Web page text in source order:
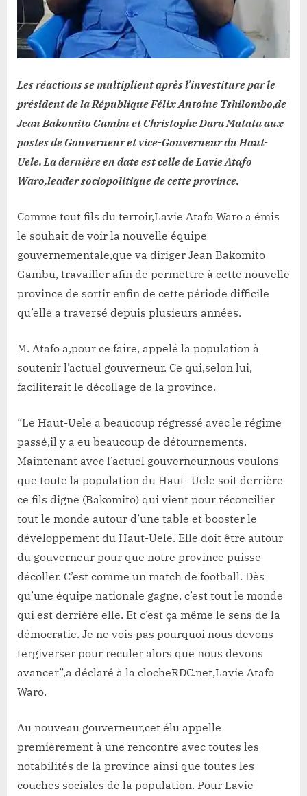
Les réactions se multiplient après l’investiture par le
président de la République Félix Antoine Tshilombo,de
Jean Bakomito Gambu et Christophe Dara Matata aux
postes de Gouverneur et vice-Gouverneur du Haut-
Uele. La dernière en date est celle de Lavie Atafo
Waro,leader sociopolitique de cette province.
Comme tout fils du terroir,Lavie Atafo Waro a émis
le souhait de voir la nouvelle équipe
gouvernementale,que va diriger Jean Bakomito
Gambu, travailler afin de permettre à cette nouvelle
province de sortir enfin de cette période difficile
qu’elle a traversé depuis plusieurs années.
M. Atafo a,pour ce faire, appelé la population à
soutenir l’actuel gouverneur. Ce qui,selon lui,
faciliterait le décollage de la province.
“Le Haut-Uele a beaucoup régressé avec le régime
passé,il y a eu beaucoup de détournements.
Maintenant avec l’actuel gouverneur,nous voulons
que toute la population du Haut -Uele soit derrière
ce fils digne (Bakomito) qui vient pour réconcilier
tout le monde autour d’une table et booster le
développement du Haut-Uele. Elle doit être autour
du gouverneur pour que notre province puisse
décoller. C’est comme un match de football. Dès
qu’une équipe nationale gagne, c’est tout le monde
qui est derrière elle. Et c’est ça même le sens de la
démocratie. Je ne vois pas pourquoi nous devons
tergiverser pour reculer alors que nous devons
avancer”,a déclaré à la clocheRDC.net,Lavie Atafo
Waro.
Au nouveau gouverneur,cet élu appelle
premièrement à une rencontre avec toutes les
notabilités de la province ainsi que toutes les
couches sociales de la population. Pour Lavie